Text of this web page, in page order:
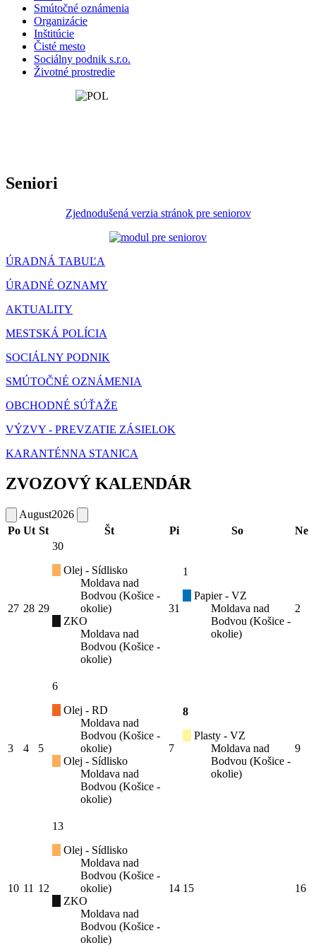
Smútočné oznámenia
Organizácie
Inštitúcie
Čisté mesto
Sociálny podnik s.r.o.
Životné prostredie
Seniori
Zjednodušená verzia stránok pre seniorov
ÚRADNÁ TABUĽA
ÚRADNÉ OZNAMY
AKTUALITY
MESTSKÁ POLÍCIA
SOCIÁLNY PODNIK
SMÚTOČNÉ OZNÁMENIA
OBCHODNÉ SÚŤAŽE
VÝZVY - PREVZATIE ZÁSIELOK
KARANTÉNNA STANICA
ZVOZOVÝ KALENDÁR
August2026
Po Ut St Št Pi So Ne
27 28 29
30
Olej - Sídlisko
Moldava nad
Bodvou (Košice -
okolie)
ZKO
Moldava nad
Bodvou (Košice -
okolie)
31
1
Papier - VZ
Moldava nad
Bodvou (Košice -
okolie)
2
3 4 5
6
Olej - RD
Moldava nad
Bodvou (Košice -
okolie)
Olej - Sídlisko
Moldava nad
Bodvou (Košice -
okolie)
7
8
Plasty - VZ
Moldava nad
Bodvou (Košice -
okolie)
9
10 11 12
13
Olej - Sídlisko
Moldava nad
Bodvou (Košice -
okolie)
ZKO
Moldava nad
Bodvou (Košice -
okolie)
14 15 16